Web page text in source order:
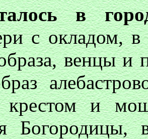
в
с окладом,
венцы и
и
Богородицы,